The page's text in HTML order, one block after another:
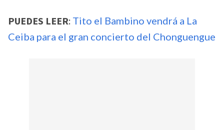
PUEDES LEER: Tito el Bambino vendrá a La
Ceiba para el gran concierto del Chonguengue